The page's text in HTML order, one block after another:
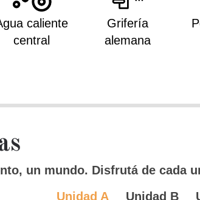
caliente
central
Grifería
alemana
un mundo. Disfrutá de cada
Unidad A
Unidad B